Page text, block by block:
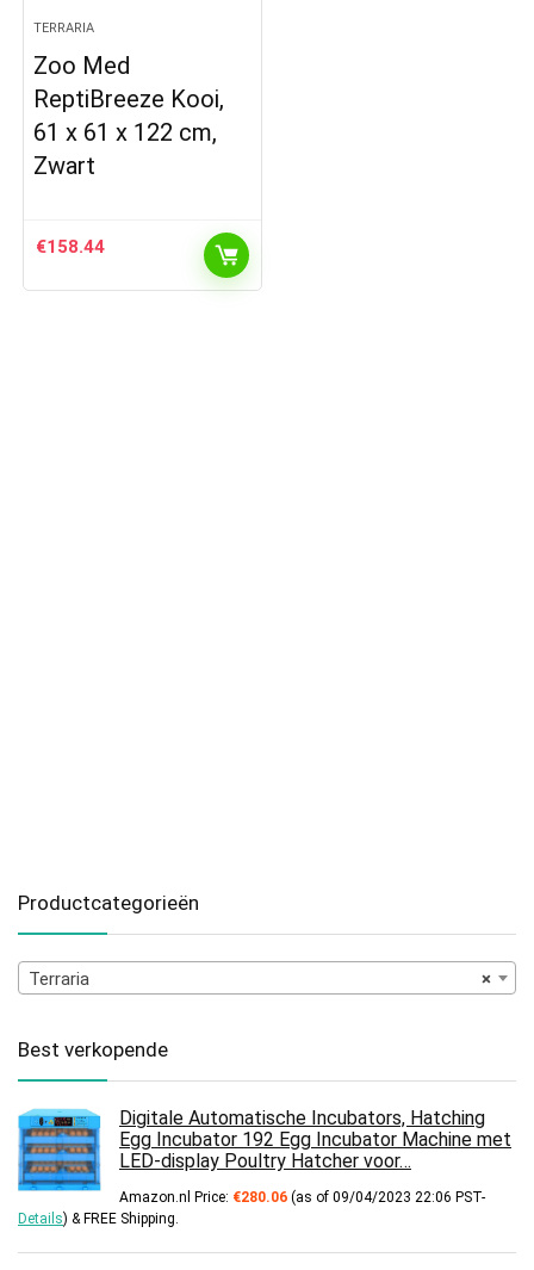
TERRARIA
Zoo Med
ReptiBreeze Kooi,
61 x 61 x 122 cm,
Zwart
€158.44
Productcategorieën
×
Terraria
Best verkopende
Digitale Automatische Incubators, Hatching
Egg Incubator 192 Egg Incubator Machine met
LED-display Poultry Hatcher voor…
Amazon.nl Price: €280.06 (as of 09/04/2023 22:06 PST-
Details) & FREE Shipping.